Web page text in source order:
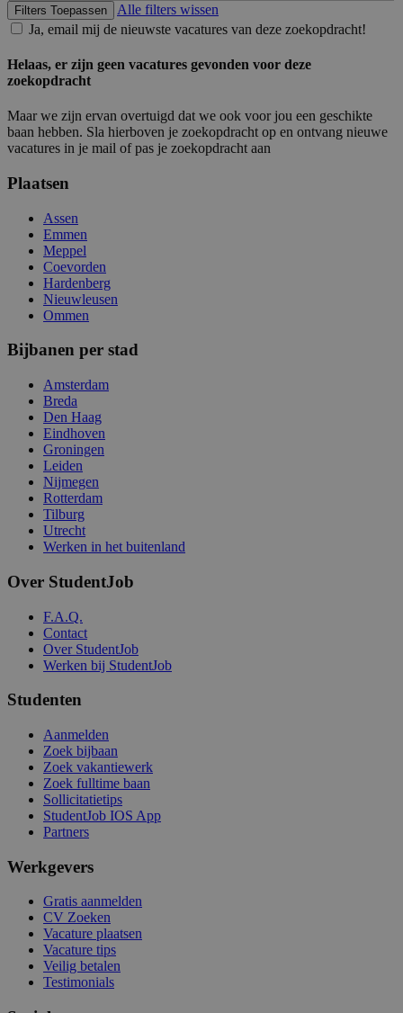
Filters Toepassen
Alle filters wissen
Ja, email mij de nieuwste vacatures van deze zoekopdracht!
Helaas, er zijn geen vacatures gevonden voor deze
zoekopdracht
Maar we zijn ervan overtuigd dat we ook voor jou een geschikte
baan hebben. Sla hierboven je zoekopdracht op en ontvang nieuwe
vacatures in je mail of pas je zoekopdracht aan
Plaatsen
Assen
Emmen
Meppel
Coevorden
Hardenberg
Nieuwleusen
Ommen
Bijbanen per stad
Amsterdam
Breda
Den Haag
Eindhoven
Groningen
Leiden
Nijmegen
Rotterdam
Tilburg
Utrecht
Werken in het buitenland
Over StudentJob
F.A.Q.
Contact
Over StudentJob
Werken bij StudentJob
Studenten
Aanmelden
Zoek bijbaan
Zoek vakantiewerk
Zoek fulltime baan
Sollicitatietips
StudentJob IOS App
Partners
Werkgevers
Gratis aanmelden
CV Zoeken
Vacature plaatsen
Vacature tips
Veilig betalen
Testimonials